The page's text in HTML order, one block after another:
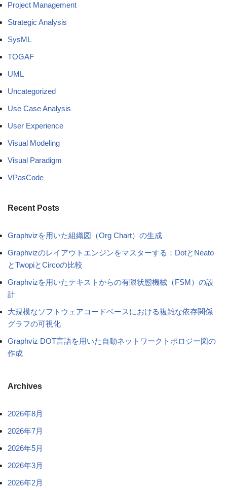
Project Management
Strategic Analysis
SysML
TOGAF
UML
Uncategorized
Use Case Analysis
User Experience
Visual Modeling
Visual Paradigm
VPasCode
Recent Posts
Graphvizを用いた組織図（Org Chart）の生成
Graphvizのレイアウトエンジンをマスターする：DotとNeato
とTwopiとCircoの比較
Graphvizを用いたテキストからの有限状態機械（FSM）の設
計
大規模なソフトウェアコードベースにおける複雑な依存関係
グラフの可視化
Graphviz DOT言語を用いた自動ネットワークトポロジー図の
作成
Archives
2026年8月
2026年7月
2026年5月
2026年3月
2026年2月